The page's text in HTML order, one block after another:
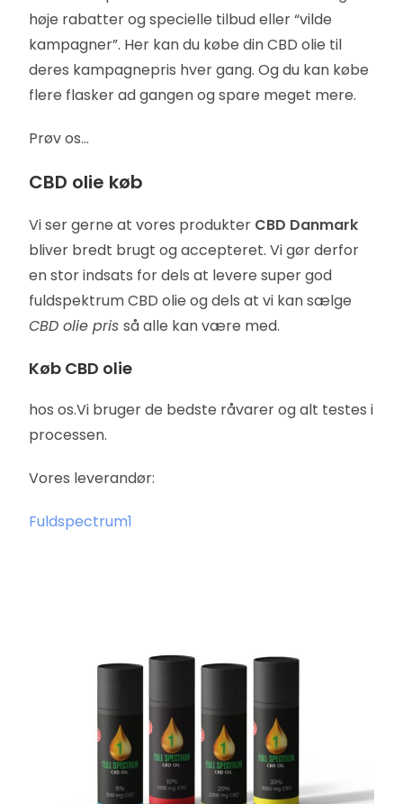
høje rabatter og specielle tilbud eller “vilde
kampagner”. Her kan du købe din CBD olie til
deres kampagnepris hver gang. Og du kan købe
flere flasker ad gangen og spare meget mere.
Prøv os…
CBD olie køb
Vi ser gerne at vores produkter CBD Danmark
bliver bredt brugt og accepteret. Vi gør derfor
en stor indsats for dels at levere super god
fuldspektrum CBD olie og dels at vi kan sælge
CBD olie prisså alle kan være med.
Køb CBD olie
hos os.Vi bruger de bedste råvarer og alt testes i
processen.
Vores leverandør:
Fuldspectrum1